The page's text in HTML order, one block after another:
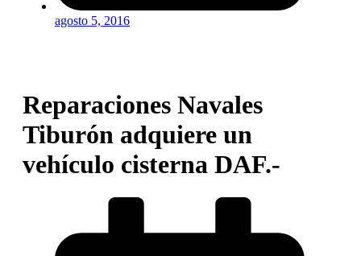
agosto 5, 2016
Reparaciones Navales
Tiburón adquiere un
vehículo cisterna DAF.-